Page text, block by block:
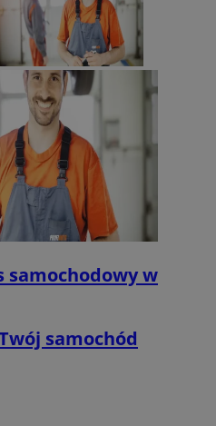
samochodowy w
samochód